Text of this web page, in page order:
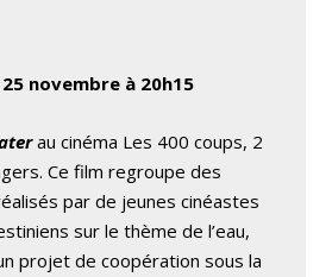
novembre à 20h15
au cinéma Les 400 coups, 2
Ce film regroupe des
par de jeunes cinéastes
sur le thème de l’eau,
projet de coopération sous la